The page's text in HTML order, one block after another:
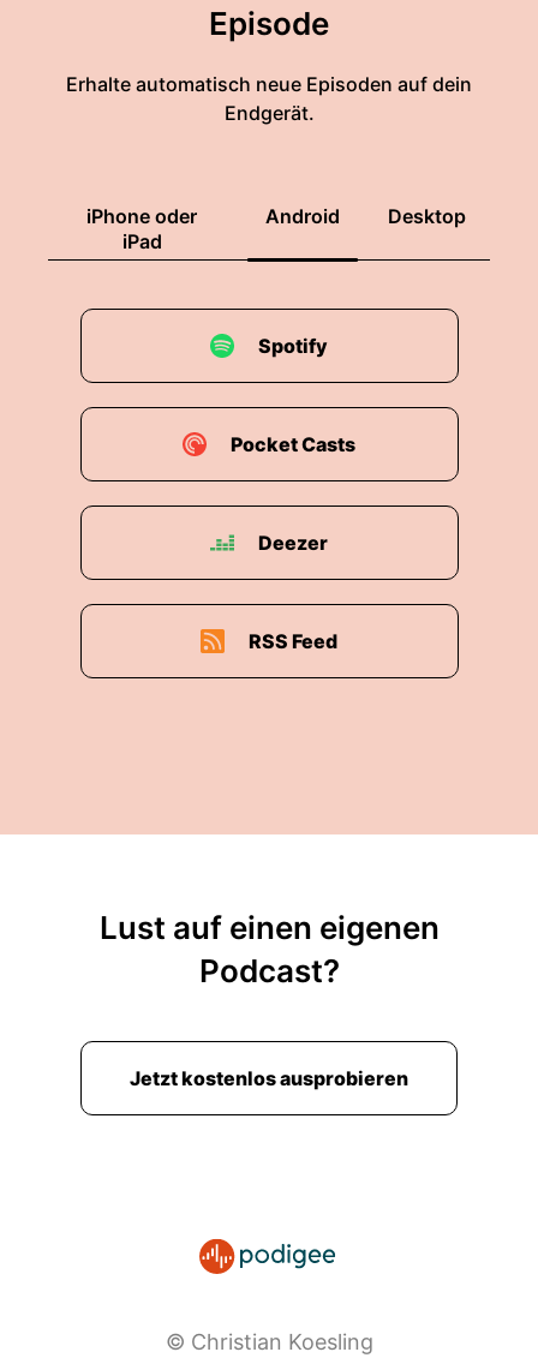
Episode
Erhalte automatisch neue Episoden auf dein
Endgerät.
iPhone oder
iPad
Android Desktop
Spotify
Pocket Casts
Deezer
RSS Feed
Lust auf einen eigenen
Podcast?
Jetzt kostenlos ausprobieren
© Christian Koesling